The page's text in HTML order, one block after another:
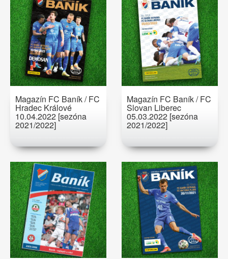
Magazín FC Baník / FC
Hradec Králové
10.04.2022 [sezóna
2021/2022]
Magazín FC Baník / FC
Slovan Liberec
05.03.2022 [sezóna
2021/2022]